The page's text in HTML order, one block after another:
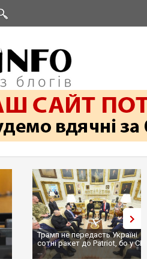
Трамп не передасть Україні
сотні ракет до Patriot, бо у
...